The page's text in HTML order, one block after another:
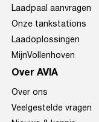
Laadpaal aanvragen
Onze tankstations
Laadoplossingen
MijnVollenhoven
Over AVIA
Over ons
Veelgestelde vragen